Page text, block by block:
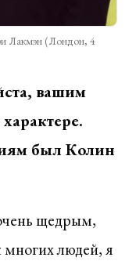
Лакмэн (Лондон, 4
вашим
был Колин
щедрым,
людей, я